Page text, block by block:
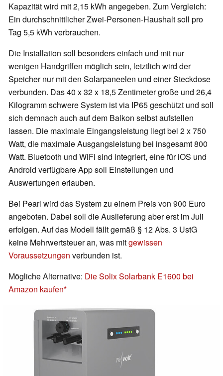
Kapazität wird mit 2,15 kWh angegeben. Zum Vergleich:
Ein durchschnittlicher Zwei-Personen-Haushalt soll pro
Tag 5,5 kWh verbrauchen.
Die Installation soll besonders einfach und mit nur
wenigen Handgriffen möglich sein, letztlich wird der
Speicher nur mit den Solarpaneelen und einer Steckdose
verbunden. Das 40 x 32 x 18,5 Zentimeter große und 26,4
Kilogramm schwere System ist via IP65 geschützt und soll
sich demnach auch auf dem Balkon selbst aufstellen
lassen. Die maximale Eingangsleistung liegt bei 2 x 750
Watt, die maximale Ausgangsleistung bei insgesamt 800
Watt. Bluetooth und WiFi sind integriert, eine für iOS und
Android verfügbare App soll Einstellungen und
Auswertungen erlauben.
Bei Pearl wird das System zu einem Preis von 900 Euro
angeboten. Dabei soll die Auslieferung aber erst im Juli
erfolgen. Auf das Modell fällt gemäß § 12 Abs. 3 UstG
keine Mehrwertsteuer an, was mitgewissen
Voraussetzungen verbunden ist.
Mögliche Alternative: Die Solix Solarbank E1600 bei
Amazon kaufen